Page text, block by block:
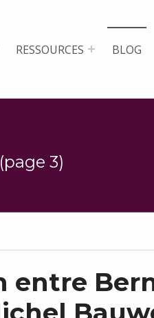
RESSOURCES BLOG
(page 3)
entre